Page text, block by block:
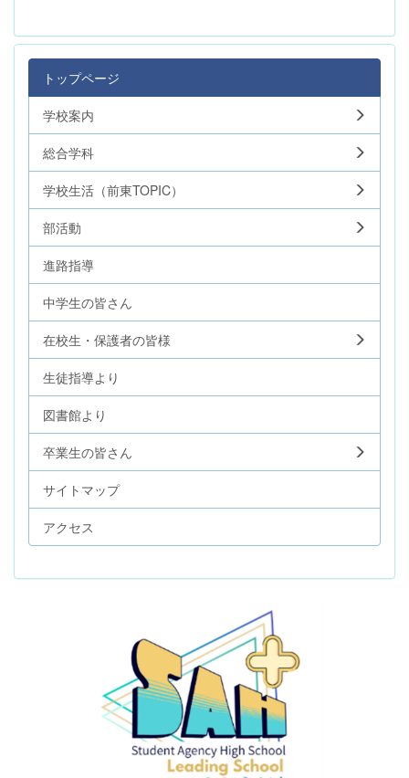
トップページ
学校案内
総合学科
学校生活（前東TOPIC）
部活動
進路指導
中学生の皆さん
在校生・保護者の皆様
生徒指導より
図書館より
卒業生の皆さん
サイトマップ
アクセス